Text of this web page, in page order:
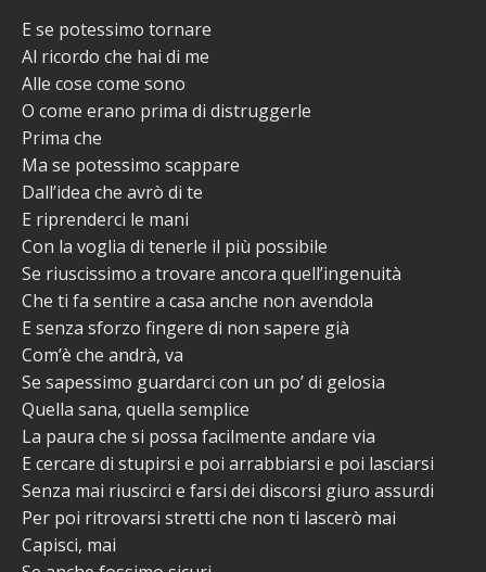
E se potessimo tornare
Al ricordo che hai di me
Alle cose come sono
O come erano prima di distruggerle
Prima che
Ma se potessimo scappare
Dall’idea che avrò di te
E riprenderci le mani
Con la voglia di tenerle il più possibile
Se riuscissimo a trovare ancora quell’ingenuità
Che ti fa sentire a casa anche non avendola
E senza sforzo fingere di non sapere già
Com’è che andrà, va
Se sapessimo guardarci con un po’ di gelosia
Quella sana, quella semplice
La paura che si possa facilmente andare via
E cercare di stupirsi e poi arrabbiarsi e poi lasciarsi
Senza mai riuscirci e farsi dei discorsi giuro assurdi
Per poi ritrovarsi stretti che non ti lascerò mai
Capisci, mai